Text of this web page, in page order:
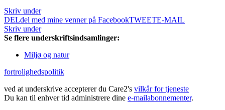
Skriv under
DELdel med mine venner på FacebookTWEETE-MAIL
Skriv under
Se flere underskriftsindsamlinger:
Miljø og natur
fortrolighedspolitik
ved at underskrive accepterer du Care2's vilkår for tjeneste
Du kan til enhver tid administrere dine e-mailabonnementer.